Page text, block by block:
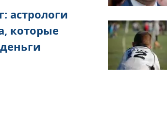
астрологи
которые